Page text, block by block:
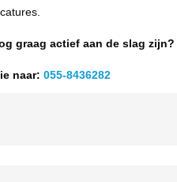
graag actief aan de slag zijn?
naar: 055-8436282